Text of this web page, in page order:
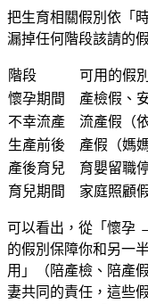
把生育相關假別依「
漏掉任何階段該請的假
階段
可用的假別
懷孕期間
產檢假、
不幸流產
流產假（
生產前後
產假（媽
產後育兒
育嬰留職
育兒期間
家庭照顧
可以看出，從「懷孕
的假別保障你和另一
用」（陪產檢、陪產
妻共同的責任，這些